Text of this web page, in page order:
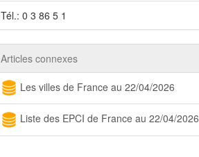
Tél.: 0 3 86 5 1
Articles connexes
Les villes de France au 22/04/2026
Liste des EPCI de France au 22/04/2026